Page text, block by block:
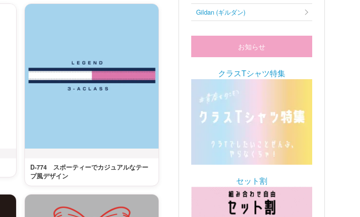
D-774 スポーティーでカジュアルなテー
プ風デザイン
Gildan (ギルダン)
お知らせ
クラスTシャツ特集
セット割